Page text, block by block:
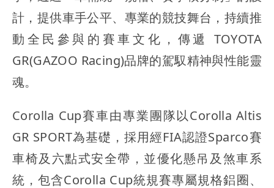
計，提供車手公平、專業的競技舞台，持續推
動全民參與的賽車文化，傳遞 TOYOTA
GR(GAZOO Racing)品牌的駕馭精神與性能靈
魂。
Corolla Cup賽車由專業團隊以Corolla Altis
GR SPORT為基礎，採用經FIA認證Sparco賽
車椅及六點式安全帶，並優化懸吊及煞車系
統，包含Corolla Cup統規賽專屬規格鋁圈、